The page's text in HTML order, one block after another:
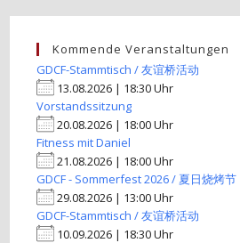
Kommende Veranstaltungen
GDCF-Stammtisch / 友谊桥活动
13.08.2026 | 18:30 Uhr
Vorstandssitzung
20.08.2026 | 18:00 Uhr
Fitness mit Daniel
21.08.2026 | 18:00 Uhr
GDCF - Sommerfest 2026 / 夏日烧烤节
29.08.2026 | 13:00 Uhr
GDCF-Stammtisch / 友谊桥活动
10.09.2026 | 18:30 Uhr